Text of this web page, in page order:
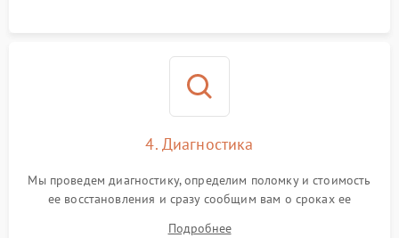
4. Диагностика
Мы проведем диагностику, определим поломку и стоимость
ее восстановления и сразу сообщим вам о сроках ее
Подробнее